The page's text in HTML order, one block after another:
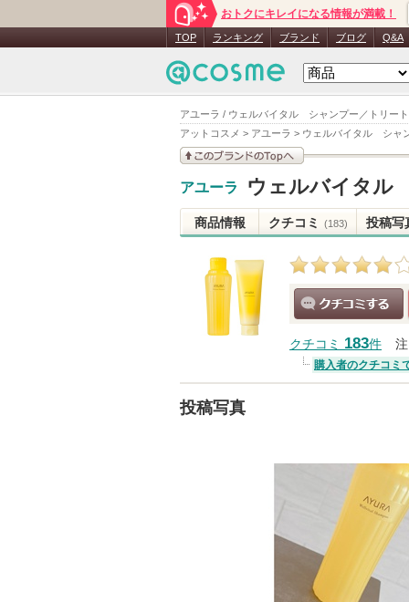
アユーラ / ウェルバイタル シャンプー／トリー
アットコスメ > アユーラ > ウェルバイタル シャ
おトクにキレイになる情報が満載！
TOP ランキング ブランド ブログ Q&A
このブランドの情報を
アユーラ ウェルバイタル
商品情報 クチコミ (183) 投稿写
クチコミ 183件
購入者のクチコミ
投稿写真